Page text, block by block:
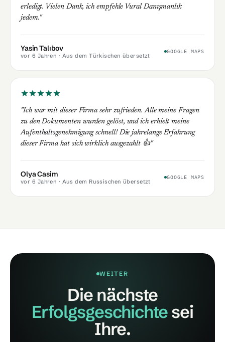
erledigt. Vielen Dank, ich empfehle Vural Danışmanlık
jedem."
Yasin Talıbov
vor 6 Jahren · Aus dem Türkischen übersetzt
GOOGLE MAPS
"Ich war mit dieser Firma sehr zufrieden. Alle meine Fragen
zu den Dokumenten wurden gelöst, und ich erhielt meine
Aufenthaltsgenehmigung schnell! Die jahrelange Erfahrung
dieser Firma hat sich wirklich ausgezahlt 👍"
Olya Casim
vor 6 Jahren · Aus dem Russischen übersetzt
GOOGLE MAPS
WEITER
Die nächste
Erfolgsgeschichtesei
Ihre.